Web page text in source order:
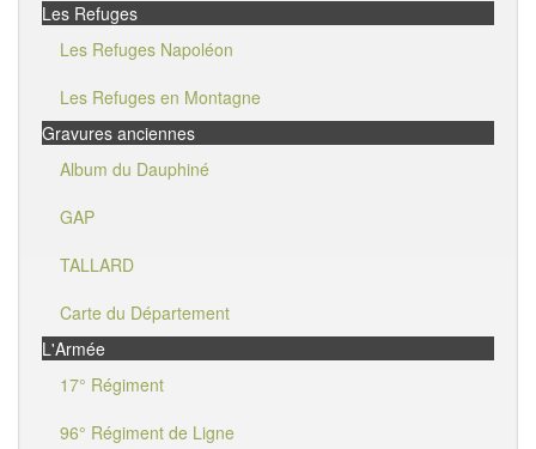
Les Refuges
Les Refuges Napoléon
Les Refuges en Montagne
Gravures anciennes
Album du Dauphiné
GAP
TALLARD
Carte du Département
L'Armée
17° Régiment
96° Régiment de Ligne